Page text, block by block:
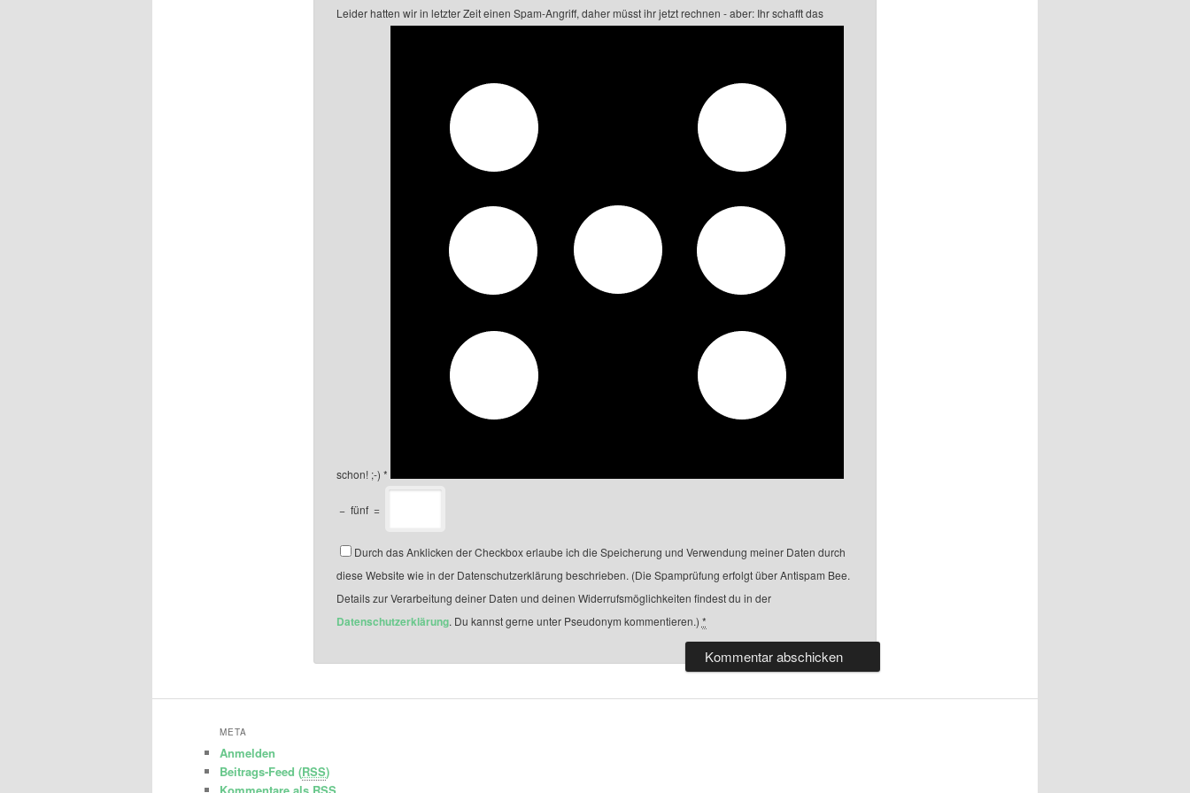
Leider hatten wir in letzter Zeit einen Spam-Angriff, daher müsst ihr jetzt rechnen - aber: Ihr schafft das
schon! ;-) *
− fünf =
Durch das Anklicken der Checkbox erlaube ich die Speicherung und Verwendung meiner Daten durch
diese Website wie in der Datenschutzerklärung beschrieben. (Die Spamprüfung erfolgt über Antispam Bee.
Details zur Verarbeitung deiner Daten und deinen Widerrufsmöglichkeiten findest du in der
Datenschutzerklärung. Du kannst gerne unter Pseudonym kommentieren.) *
META
Anmelden
Beitrags-Feed (RSS)